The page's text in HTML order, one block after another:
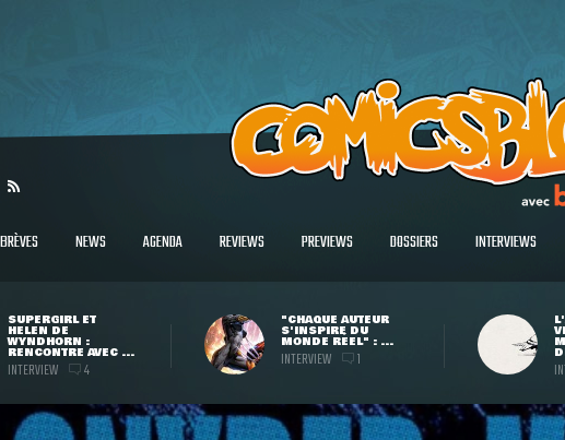
BRÈVES NEWS AGENDA REVIEWS PREVIEWS DOSSIERS INTERVIEWS
SUPERGIRL ET
HELEN DE
WYNDHORN :
RENCONTRE AVEC ...
INTERVIEW 4
"CHAQUE AUTEUR
S'INSPIRE DU
MONDE RÉEL" : ...
INTERVIEW 1